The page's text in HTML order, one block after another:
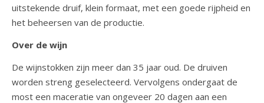
uitstekende druif, klein formaat, met een goede rijpheid en
het beheersen van de productie.
Over de wijn
De wijnstokken zijn meer dan 35 jaar oud. De druiven
worden streng geselecteerd. Vervolgens ondergaat de
most een maceratie van ongeveer 20 dagen aan een